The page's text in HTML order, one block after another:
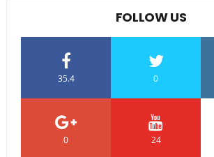
FOLLOW US
35.4 0
0 24